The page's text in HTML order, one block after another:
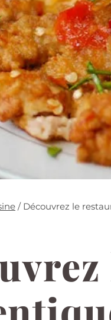
/ Découvrez le